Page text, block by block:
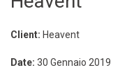
Client: Heavent
Date: 30 Gennaio 2019